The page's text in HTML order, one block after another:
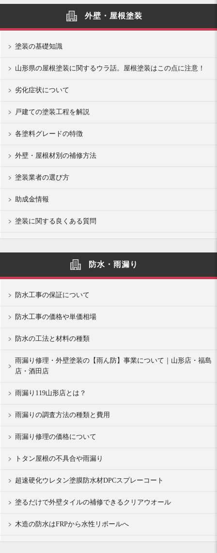
外壁・屋根塗装
塗装の基礎知識
山形県の屋根塗装に関するウラ話。屋根塗装はこの点に注意！
劣化症状について
戸建ての塗装工程を解説
各塗料グレードの特徴
外壁・屋根材別の補修方法
塗装業者の選び方
助成金情報
塗装に関する良くある質問
防水・雨漏り
防水工事の保証について
防水工事の価格や単価相場
防水の工法と材料の種類
雨漏り修理・外壁塗装の【雨ん防】事業について｜山形店・福島
店・酒田店
雨漏り119山形店とは？
雨漏りの調査方法の種類と費用
雨漏り修理の価格について
トタン屋根の不具合や雨漏り
超速硬化ウレタン塗膜防水材DPCスプレーコート
塗るだけで外壁タイルの補修できるクリアウオール
木造の防水はFRPから水性リボールへ